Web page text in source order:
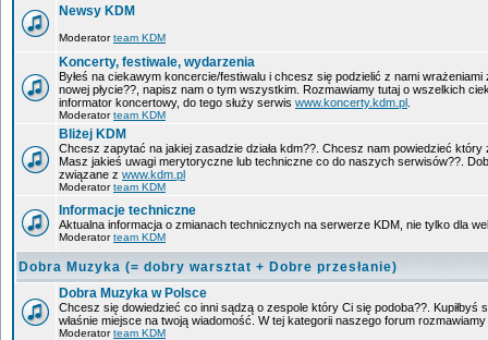
Newsy KDM
Moderatorteam KDM
Koncerty, festiwale, wydarzenia
Byłeś na ciekawym koncercie/festiwalu i chcesz się podzielić z nami
nowej płycie??, napisz nam o tym wszystkim. Rozmawiamy tutaj o wszelkich
informator koncertowy, do tego służy serwis www.koncerty.kdm.pl
Moderatorteam KDM
Bliżej KDM
Chcesz zapytać na jakiej zasadzie działa kdm??. Chcesz nam powiedzieć
Masz jakieś uwagi merytoryczne lub techniczne co do naszych serwisów??.
związane z www.kdm.pl
Moderatorteam KDM
Informacje techniczne
Aktualna informacja o zmianach technicznych na serwerze KDM, nie tylko dla
Moderatorteam KDM
Dobra Muzyka (= dobry warsztat + Dobre przesłanie)
Dobra Muzyka w Polsce
Chcesz się dowiedzieć co inni sądzą o zespole który Ci się podoba??. Kupiłbyś
właśnie miejsce na twoją wiadomość. W tej kategorii naszego forum
Moderatorteam KDM